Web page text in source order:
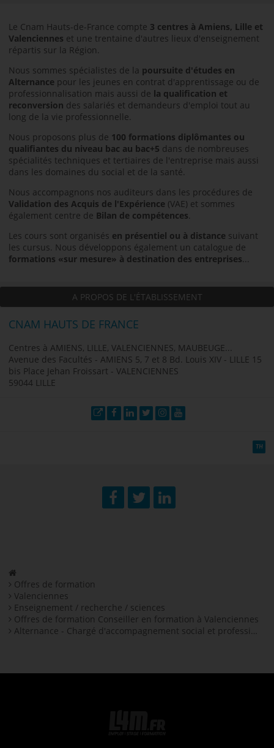
Le Cnam Hauts-de-France compte 3 centres à Amiens, Lille et
Valenciennes et une trentaine d'autres lieux d'enseignement
répartis sur la Région.
Nous sommes spécialistes de la poursuite d'études en
Alternance pour les jeunes en contrat d'apprentissage ou de
professionnalisation mais aussi de la qualification et
reconversion des salariés et demandeurs d'emploi tout au
long de la vie professionnelle.
Nous proposons plus de 100 formations diplômantes ou
qualifiantes du niveau bac au bac+5 dans de nombreuses
spécialités techniques et tertiaires de l'entreprise mais aussi
dans les domaines du social et de la santé.
Nous accompagnons nos auditeurs dans les procédures de
Validation des Acquis de l'Expérience (VAE) et sommes
également centre de Bilan de compétences
Les cours sont organisés en présentiel ou à distance suivant
les cursus. Nous développons également un catalogue de
formations «sur mesure» à destination des entreprises
A PROPOS DE L'ÉTABLISSEMENT
CNAM HAUTS DE FRANCE
Centres à AMIENS, LILLE, VALENCIENNES, MAUBEUGE...
Avenue des Facultés - AMIENS 5, 7 et 8 Bd. Louis XIV - LILLE 15
bis Place Jehan Froissart - VALENCIENNES
59044 LILLE
Offres de formation
Valenciennes
Enseignement / recherche / sciences
Offres de formation Conseiller en formation à Valenciennes
Alternance - Chargé d'accompagnement social et professionnel en alternance H/F